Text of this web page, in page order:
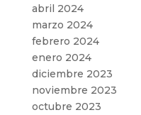
abril 2024
marzo 2024
febrero 2024
enero 2024
diciembre 2023
noviembre 2023
octubre 2023